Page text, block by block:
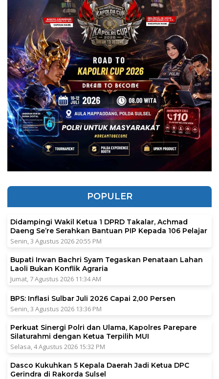
POPULER
Didampingi Wakil Ketua 1 DPRD Takalar, Achmad
Daeng Se’re Serahkan Bantuan PIP Kepada 106 Pelajar
Senin, 3 Agustus 2026 20:55 PM
Bupati Irwan Bachri Syam Tegaskan Penataan Lahan
Laoli Bukan Konflik Agraria
Jumat, 7 Agustus 2026 11:34 AM
BPS: Inflasi Sulbar Juli 2026 Capai 2,00 Persen
Senin, 3 Agustus 2026 13:36 PM
Perkuat Sinergi Polri dan Ulama, Kapolres Parepare
Silaturahmi dengan Ketua Terpilih MUI
Selasa, 4 Agustus 2026 15:32 PM
Dasco Kukuhkan 5 Kepala Daerah Jadi Ketua DPC
Gerindra di Rakorda Sulsel